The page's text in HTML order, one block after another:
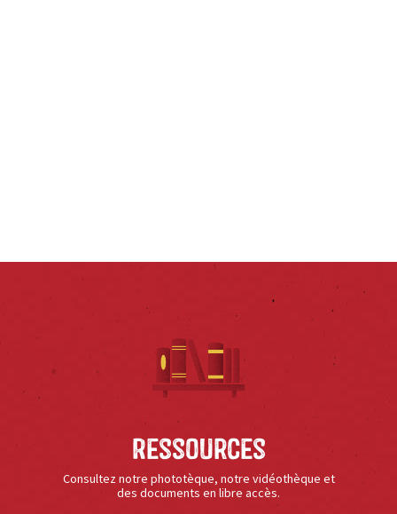
Ressources
Consultez notre phototèque, notre vidéothèque et
des documents en libre accès.